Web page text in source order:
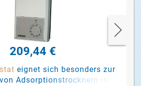
209,44 €
eignet sich besonders zur
Adsorptionstrocknern in